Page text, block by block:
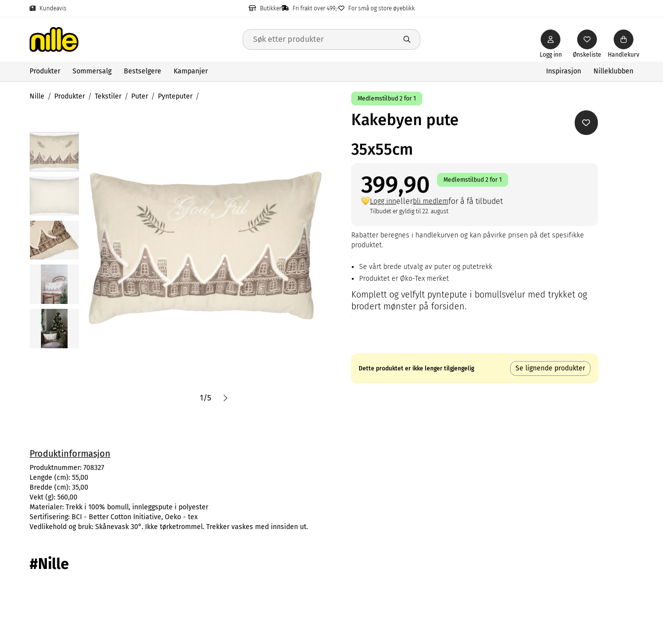
Kundeavis Butikker Fri frakt over 499,- For små og store øyeblikk
Ønskeliste
Logg inn Handlekurv
Produkter Sommersalg Bestselgere Kampanjer Inspirasjon Nilleklubben
Nille Produkter Tekstiler Puter Pynteputer
1/5
Medlemstilbud 2 for 1
Kakebyen pute
35x55cm
399,90 Medlemstilbud 2 for 1
Logg innellerbli medlemfor å få tilbudet
Tilbudet er gyldig til 22. august
Rabatter beregnes i handlekurven og kan påvirke prisen på det spesifikke
produktet.
Se vårt brede utvalg av puter og putetrekk
Produktet er Øko-Tex merket
Komplett og velfylt pyntepute i bomullsvelur med trykket og
brodert mønster på forsiden.
Dette produktet er ikke lenger tilgjengelig Se lignende produkter
Produktinformasjon
Produktnummer: 708327
Lengde (cm): 55,00
Bredde (cm): 35,00
Vekt (g): 560,00
Materialer: Trekk i 100% bomull, innleggspute i polyester
Sertifisering: BCI - Better Cotton Initiative, Oeko - tex
Vedlikehold og bruk: Skånevask 30°. Ikke tørketrommel. Trekker vaskes med innsiden ut.
#Nille